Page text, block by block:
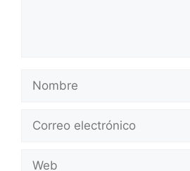
electrónico